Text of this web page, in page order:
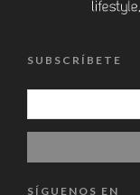
SUBSCRÍBETE
SÍGUENOS EN